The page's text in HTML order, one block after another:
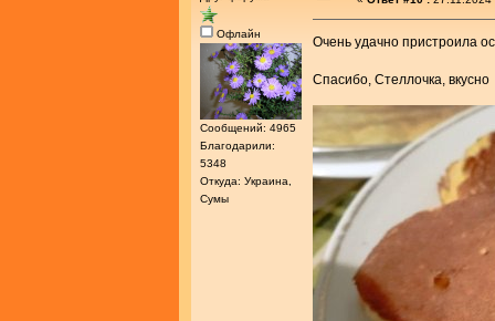
Офлайн
Сообщений: 4965
Благодарили:
5348
Откуда: Украина,
Сумы
Очень удачно пристроила
Спасибо, Стеллочка, вкусно